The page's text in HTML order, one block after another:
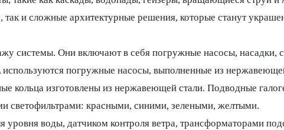
и сложные архитектурные решения, которые станут
системы. Они включают в себя погружные насосы, насадки,
погружные насосы, выполненные из
кольца изготовлены из нержавеющей стали. Подводные
светофильтрами: красными, синими, зелеными, желтыми.
воды, датчиком контроля ветра, трансформаторами